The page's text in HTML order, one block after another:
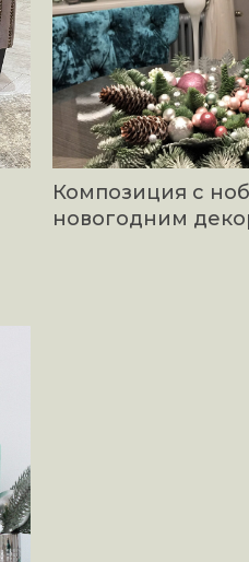
Композиция с
новогодним